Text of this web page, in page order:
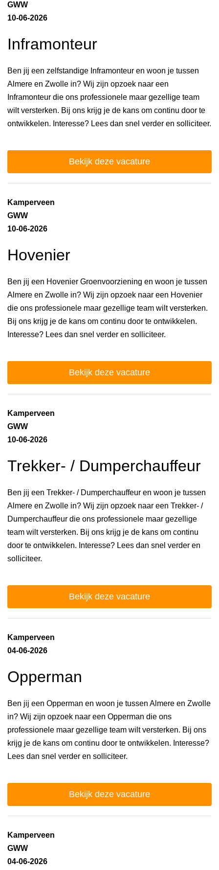
GWW
10-06-2026
Inframonteur
Ben jij een zelfstandige Inframonteur en woon je tussen
Almere en Zwolle in? Wij zijn opzoek naar een
Inframonteur die ons professionele maar gezellige team
wilt versterken. Bij ons krijg je de kans om continu door te
ontwikkelen. Interesse? Lees dan snel verder en solliciteer.
Bekijk deze vacature
Kamperveen
GWW
10-06-2026
Hovenier
Ben jij een Hovenier Groenvoorziening en woon je tussen
Almere en Zwolle in? Wij zijn opzoek naar een Hovenier
die ons professionele maar gezellige team wilt versterken.
Bij ons krijg je de kans om continu door te ontwikkelen.
Interesse? Lees dan snel verder en solliciteer.
Bekijk deze vacature
Kamperveen
GWW
10-06-2026
Trekker- / Dumperchauffeur
Ben jij een Trekker- / Dumperchauffeur en woon je tussen
Almere en Zwolle in? Wij zijn opzoek naar een Trekker- /
Dumperchauffeur die ons professionele maar gezellige
team wilt versterken. Bij ons krijg je de kans om continu
door te ontwikkelen. Interesse? Lees dan snel verder en
solliciteer.
Bekijk deze vacature
Kamperveen
04-06-2026
Opperman
Ben jij een Opperman en woon je tussen Almere en Zwolle
in? Wij zijn opzoek naar een Opperman die ons
professionele maar gezellige team wilt versterken. Bij ons
krijg je de kans om continu door te ontwikkelen. Interesse?
Lees dan snel verder en solliciteer.
Bekijk deze vacature
Kamperveen
GWW
04-06-2026